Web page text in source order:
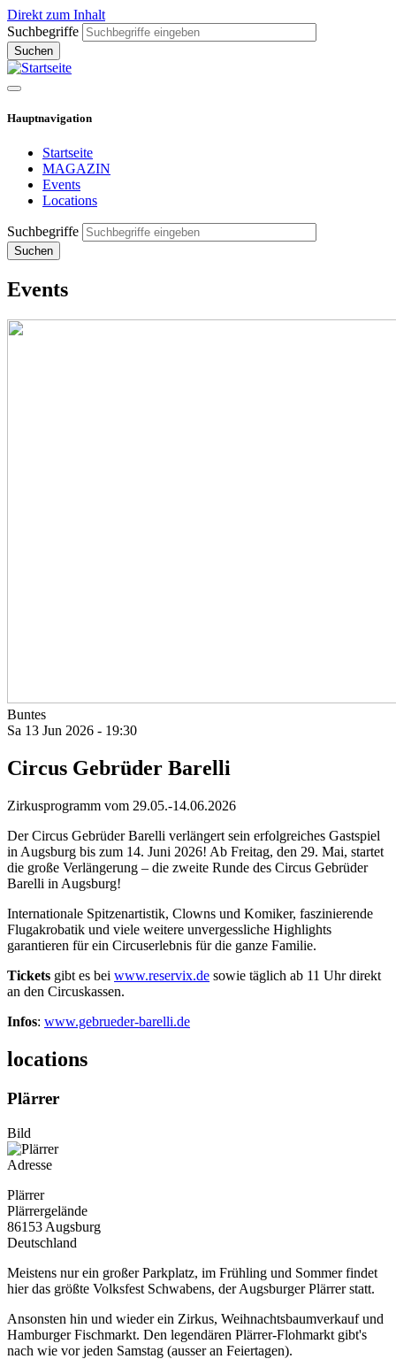
Direkt zum Inhalt
Suchbegriffe
Hauptnavigation
Startseite
MAGAZIN
Events
Locations
Suchbegriffe
Events
Buntes
Sa 13 Jun 2026 - 19:30
Circus Gebrüder Barelli
Zirkusprogramm vom 29.05.-14.06.2026
Der Circus Gebrüder Barelli verlängert sein erfolgreiches Gastspiel
in Augsburg bis zum 14. Juni 2026! Ab Freitag, den 29. Mai, startet
die große Verlängerung – die zweite Runde des Circus Gebrüder
Barelli in Augsburg!
Internationale Spitzenartistik, Clowns und Komiker, faszinierende
Flugakrobatik und viele weitere unvergessliche Highlights
garantieren für ein Circuserlebnis für die ganze Familie.
Tickets gibt es bei www.reservix.de sowie täglich ab 11 Uhr direkt
an den Circuskassen.
Infos: www.gebrueder-barelli.de
locations
Plärrer
Bild
Adresse
Plärrer
Plärrergelände
86153 Augsburg
Deutschland
Meistens nur ein großer Parkplatz, im Frühling und Sommer findet
hier das größte Volksfest Schwabens, der Augsburger Plärrer statt.
Ansonsten hin und wieder ein Zirkus, Weihnachtsbaumverkauf und
Hamburger Fischmarkt. Den legendären Plärrer-Flohmarkt gibt's
nach wie vor jeden Samstag (ausser an Feiertagen).